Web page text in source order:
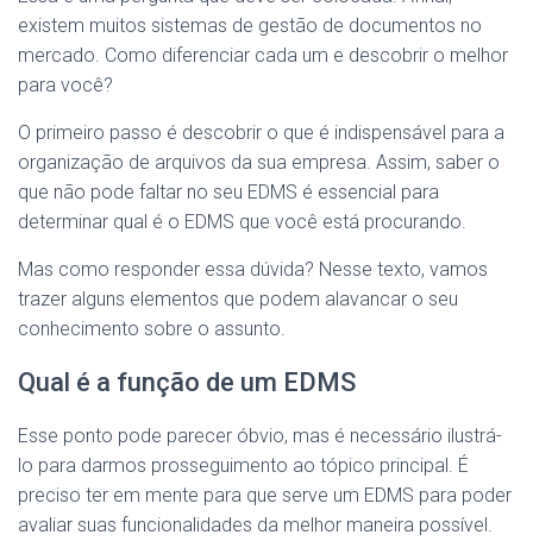
existem muitos sistemas de gestão de documentos no
mercado. Como diferenciar cada um e descobrir o melhor
para você?
O primeiro passo é descobrir o que é indispensável para a
organização de arquivos da sua empresa. Assim, saber o
que não pode faltar no seu EDMS é essencial para
determinar qual é o EDMS que você está procurando.
Mas como responder essa dúvida? Nesse texto, vamos
trazer alguns elementos que podem alavancar o seu
conhecimento sobre o assunto.
Qual é a função de um EDMS
Esse ponto pode parecer óbvio, mas é necessário ilustrá-
lo para darmos prosseguimento ao tópico principal. É
preciso ter em mente para que serve um EDMS para poder
avaliar suas funcionalidades da melhor maneira possível.